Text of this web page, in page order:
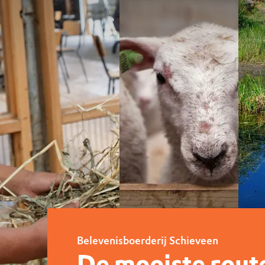
Vier je verjaardag in de natuur
Belevenisboerderij Schieveen